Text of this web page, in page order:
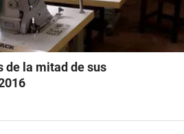
de la mitad de sus